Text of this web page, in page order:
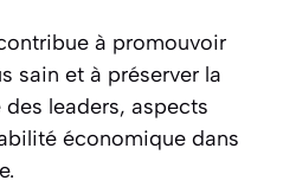
à promouvoir
sain et à préserver la
leaders, aspects
économique dans